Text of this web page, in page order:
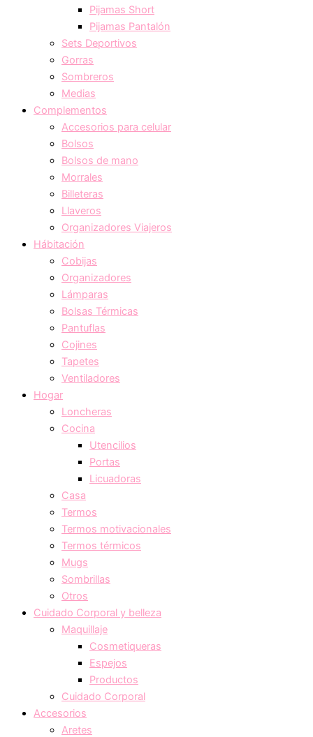
Pijamas Short
Pijamas Pantalón
Sets Deportivos
Gorras
Sombreros
Medias
Complementos
Accesorios para celular
Bolsos
Bolsos de mano
Morrales
Billeteras
Llaveros
Organizadores Viajeros
Hábitación
Cobijas
Organizadores
Lámparas
Bolsas Térmicas
Pantuflas
Cojines
Tapetes
Ventiladores
Hogar
Loncheras
Cocina
Utencilios
Portas
Licuadoras
Casa
Termos
Termos motivacionales
Termos térmicos
Mugs
Sombrillas
Otros
Cuidado Corporal y belleza
Maquillaje
Cosmetiqueras
Espejos
Productos
Cuidado Corporal
Accesorios
Aretes